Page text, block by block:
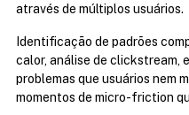
através de múltiplos usuários.
Identificação de padrões
calor, análise de clickstream,
problemas que usuários nem
momentos de micro-friction